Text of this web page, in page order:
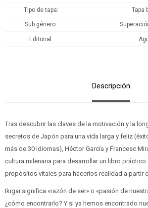
Tipo de tapa Tapa
Sub género
Editorial
Descripción
Tras descubrir las claves de la motivación y la
secretos de Japón para una vida larga y feliz
más de 30 idiomas), Héctor García y Francesc
cultura milenaria para desarrollar un libro
propósitos vitales para hacerlos realidad a partir
Ikigai significa «razón de ser» o «pasión de
¿cómo encontrarlo? Y si ya hemos encontrado